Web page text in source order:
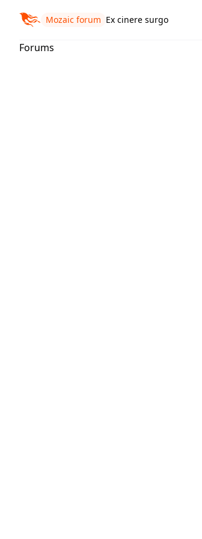
Mozaic forum Ex cinere surgo
Forums